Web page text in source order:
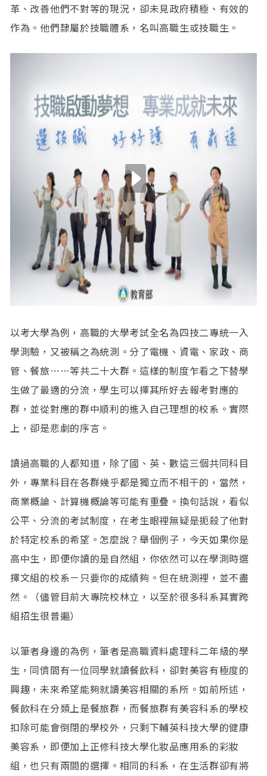
革、改善他們不對等的現況，卻未見政府積極、有效的
作為。他們隸屬於技職體系，名叫高職生或技職生。
以考大學為例，高職的大學考試全名為四技二專統一入
學測驗，又被稱之為統測。分了電機、資電、家政、商
管、餐旅……等共二十大群。這樣的制度乍看之下替學
生做了最適的分流，學生可以擇其所好去報考對應的
群，並從對應的群中順利的進入自己理想的校系。實際
上，卻是悲劇的序言。
讀過高職的人都知道，除了國、英、數這三個共同科目
外，專業科目在各群幾乎都是獨立而不相干的，當然，
商業概論、計算機概論等可能有重疊。換句話說，看似
公平、分流的考試制度，在考生眼裡無疑是扼殺了他對
於特定校系的希望。怎麼說？舉個例子，今天如果你是
高中生，即便你讀的是自然組，你依然可以在學測時選
擇文組的校系－只要你的成績夠。但在統測裡，並不盡
然。（儘管目前大專院校林立，以至於很多科系其實跨
組招生很普遍）
以筆者身邊的為例，筆者是高職資料處理科二年級的學
生，同儕間有一位同學就讀餐飲科，卻對美容有極度的
興趣，未來希望能夠就讀美容相關的系所。如前所述，
餐飲科在分類上是餐旅群，而餐旅群有美容科系的學校
扣除可能會倒閉的學校外，只剩下輔英科技大學的健康
美容系，即便加上正修科技大學化妝品應用系的彩妝
組，也只有兩間的選擇。相同的科系，在生活群卻有將